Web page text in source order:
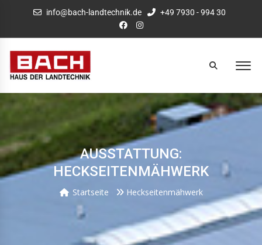
info@bach-landtechnik.de +49 7930 - 994 30
AUSSTATTUNG:
HECKSEITENMÄHWERK
Startseite Heckseitenmähwerk